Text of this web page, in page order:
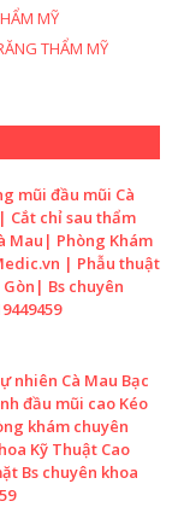
MỸ
THẨM MỸ
mũi đầu mũi Cà
Cắt chỉ sau thẩm
Mau| Phòng Khám
| Phẫu thuật
Bs chuyên
nhiên Cà Mau Bạc
đầu mũi cao Kéo
khám chuyên
Kỹ Thuật Cao
Bs chuyên khoa